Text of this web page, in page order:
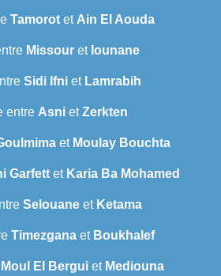
Tamorot et Ain El Aouda
Missouret Iounane
Sidi Ifni et Lamrabih
entre AsnietZerkten
et Moulay Bouchta
Garfettet Karia Ba Mohamed
Selouane et Ketama
Timezganaet Boukhalef
Moul El Bergui et Mediouna